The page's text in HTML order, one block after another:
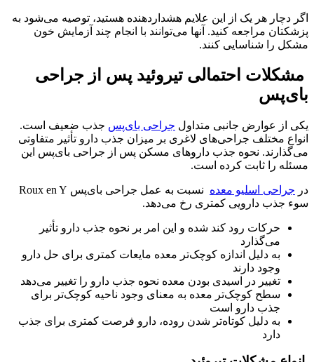
اگر دچار هر یک از این علایم هشداردهنده هستید، توصیه می‌شود به
پزشکتان مراجعه کنید. آنها می‌توانند با انجام چند آزمایش خون
مشکل را شناسایی کنند.
مشکلات احتمالی تیروئید پس از جراحی
بای‌پس
یکی از عوارض جانبی متداول جراحی بای‌پس جذب ضعیف است.
انواع مختلف جراحی‌های لاغری بر میزان جذب دارو تأثیر متفاوتی
می‌گذارند. نحوه جذب داروهای مسکن پس از جراحی بای‌پس این
مسئله را ثابت کرده است.
در جراحی اسلیو معده
نسبت به عمل جراحی بای‌پس Roux en Y
سوء جذب دارویی کمتری رخ می‌دهد.
حرکات رود کند شده و این امر بر نحوه جذب دارو تأثیر
می‌گذارد
به دلیل اندازه کوچک‌تر معده مایعات کمتری برای حل دارو
وجود دارند
تغییر در اسیدی بودن معده نحوه جذب دارو را تغییر می‌دهد
سطح کوچک‌تر معده به معنای وجود ناحیه کوچک‌تر برای
جذب دارو است
به دلیل کوتاه‌تر شدن روده، دارو فرصت کمتری برای جذب
دارد